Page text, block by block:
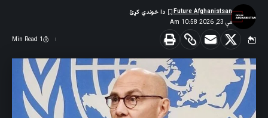
مې 23, 2026 10:58 Am
Future Afghanistsan
1 Min Read